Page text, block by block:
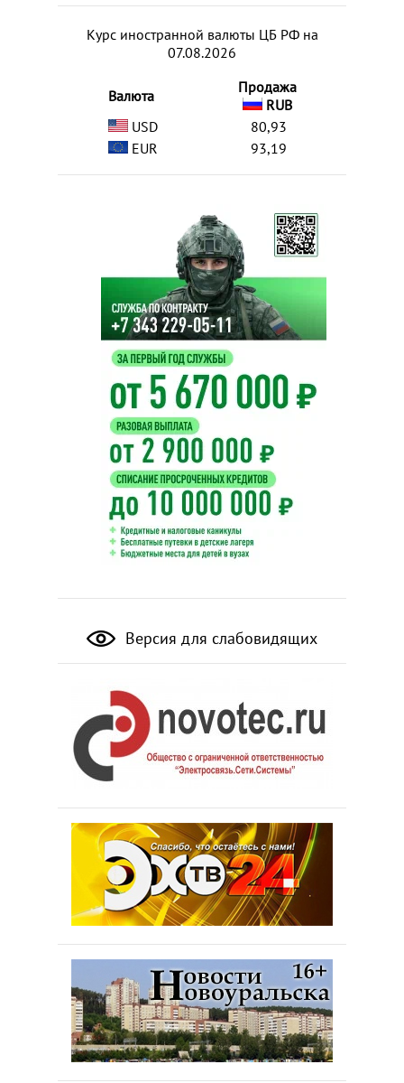
Курс иностранной валюты ЦБ РФ на
07.08.2026
Валюта
Продажа
RUB
USD
80,93
EUR
93,19
Версия для слабовидящих